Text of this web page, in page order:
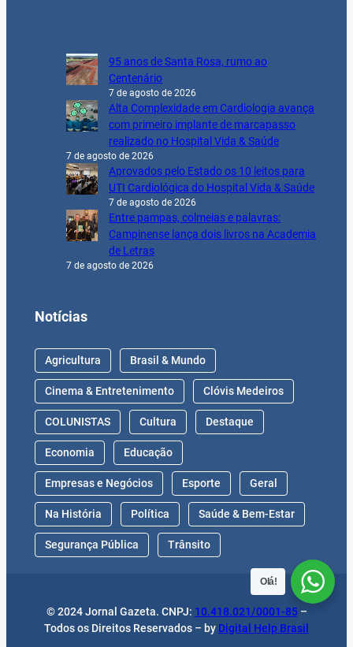
95 anos de Santa Rosa, rumo ao
Centenário
7 de agosto de 2026
Alta Complexidade em Cardiologia avança
com primeiro implante de marcapasso
realizado no Hospital Vida & Saúde
7 de agosto de 2026
Aprovados pelo Estado os 10 leitos para
UTI Cardiológica do Hospital Vida & Saúde
7 de agosto de 2026
Entre pampas, colmeias e palavras:
Campinense lança dois livros na Academia
de Letras
7 de agosto de 2026
Notícias
Agricultura Brasil & Mundo
Cinema & Entretenimento Clóvis Medeiros
COLUNISTAS Cultura Destaque
Economia Educação
Empresas e Negócios Esporte Geral
Na História Política Saúde & Bem-Estar
Segurança Pública Trânsito
© 2024 Jornal Gazeta. CNPJ: 10.418.021/0001-85–
Todos os Direitos Reservados – by Digital Help Brasil
Olá!